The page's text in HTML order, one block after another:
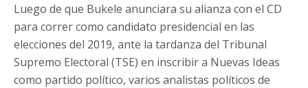
Luego de que Bukele anunciara su alianza con el CD
para correr como candidato presidencial en las
elecciones del 2019, ante la tardanza del Tribunal
Supremo Electoral (TSE) en inscribir a Nuevas Ideas
como partido político, varios analistas políticos de